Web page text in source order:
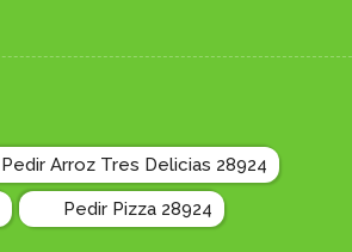
Pedir Arroz Tres Delicias 28924
Pedir Pizza 28924